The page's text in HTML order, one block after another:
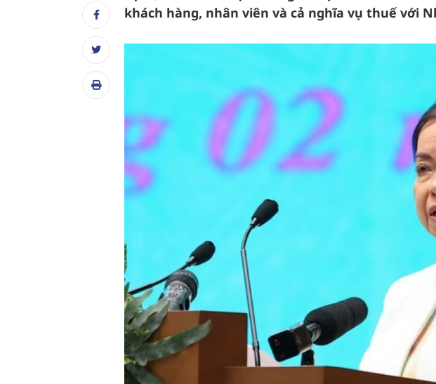
khách hàng, nhân viên và cả nghĩa vụ thuế với